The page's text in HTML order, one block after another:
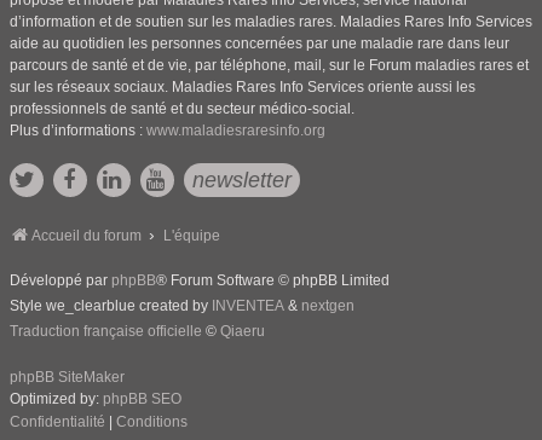
d’information et de soutien sur les maladies rares. Maladies Rares Info Services
aide au quotidien les personnes concernées par une maladie rare dans leur
parcours de santé et de vie, par téléphone, mail, sur le Forum maladies rares et
sur les réseaux sociaux. Maladies Rares Info Services oriente aussi les
professionnels de santé et du secteur médico-social.
Plus d’informations : www.maladiesraresinfo.org
newsletter
Accueil du forum L'équipe
Développé par phpBB® Forum Software © phpBB Limited
Style we_clearblue created by INVENTEA & nextgen
Traduction française officielle © Qiaeru
phpBB SiteMaker
Optimized by: phpBB SEO
Confidentialité
Conditions